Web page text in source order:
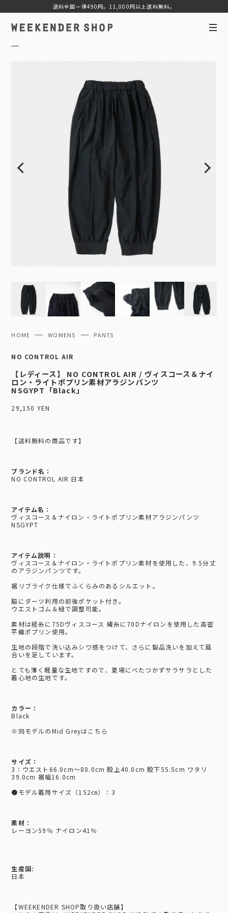
HOME WOMENS PANTS
NO CONTROL AIR
【レディース】 NO CONTROL AIR / ヴィスコース＆ナイ
ロン・ライトポプリン素材アラジンパンツ
NSGYPT「Black」
29,150 YEN
【送料無料の商品です】
ブランド名：
NO CONTROL AIR 日本
アイテム名：
ヴィスコース＆ナイロン・ライトポプリン素材アラジンパンツ
NSGYPT
アイテム説明：
ヴィスコース＆ナイロン・ライトポプリン素材を使用した、9.5分丈
のアラジンパンツです。
裾リブライク仕様でふくらみのあるシルエット。
脇にダーツ利用の前後ポケット付き。
ウエストゴム＆紐で調整可能。
素材は経糸に75Dヴィスコース 緯糸に70Dナイロンを使用した高密
平織ポプリン使用。
生地の段階で洗い込みシワ感をつけて、さらに製品洗いを加えて風
合いを足しています。
とても薄く軽量な生地ですので、夏場にべたつかずサラサラとした
着心地の生地です。
カラー：
Black
※同モデルのMid Greyはこちら
サイズ：
3：ウエスト66.0cm～80.0cm 股上40.0cm 股下55.5cm ワタリ
39.0cm 裾幅16.0cm
●モデル着用サイズ（152㎝）：3
素材：
レーヨン59％ ナイロン41％
生産国:
日本
【WEEKENDER SHOP取り扱い店舗】
送料全国一律490円。11,000円以上送料無料。